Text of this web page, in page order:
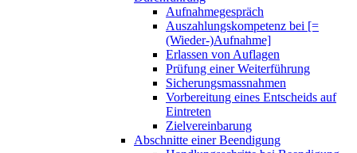
Aufnahmegespräch
Auszahlungskompetenz bei [=
(Wieder-)Aufnahme]
Erlassen von Auflagen
Prüfung einer Weiterführung
Sicherungsmassnahmen
Vorbereitung eines Entscheids auf
Eintreten
Zielvereinbarung
Abschnitte einer Beendigung